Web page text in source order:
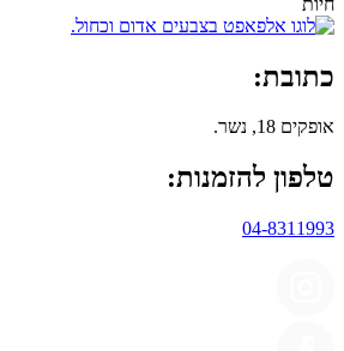
כתובת:
אופקים 18, נשר.
טלפון להזמנות:
04-8311993